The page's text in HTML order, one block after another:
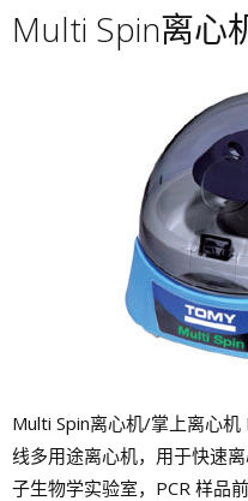
Multi Spin离心
Multi Spin离心机/掌上离心
线多用途离心机，用于快速
子生物学实验室，PCR 样品